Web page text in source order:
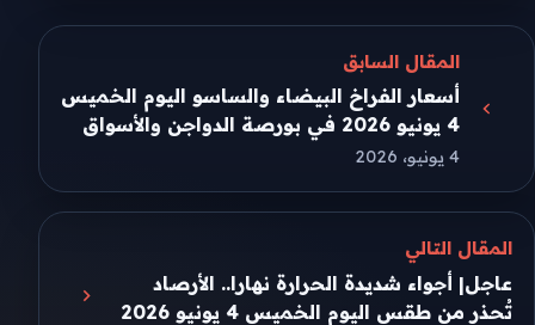
المقال السابق
أسعار الفراخ البيضاء والساسو اليوم الخميس
4 يونيو 2026 في بورصة الدواجن والأسواق
4 يونيو، 2026
المقال التالي
عاجل| أجواء شديدة الحرارة نهارا.. الأرصاد
تُحذر من طقس اليوم الخميس 4 يونيو 2026